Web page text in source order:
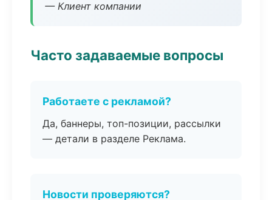
— Клиент компании
Часто задаваемые вопросы
Работаете с рекламой?
Да, баннеры, топ-позиции, рассылки
— детали в разделе Реклама.
Новости проверяются?